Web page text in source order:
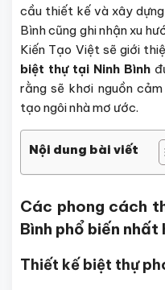
cầu thiết kế và xây
Bình cũng ghi nhận xu
Kiến Tạo Việt sẽ giới
biệt thự tại Ninh Bình
rằng sẽ khơi nguồn
tạo ngôi nhà mơ ước.
Nội dung bài viết
Các phong cách
Bình phổ biến nhất
Thiết kế biệt thự